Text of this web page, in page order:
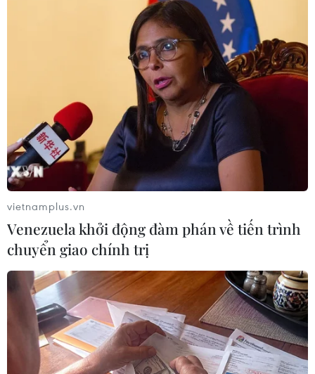
Chính phủ Armenia và Azerbaijan hướng
tới một hiệp ước hòa bình
15/07/2022 23:26
Kết quả tốt nhất trong cuộc gặp đầu tiên giữa ngoại
trưởng hai nước diễn ra ngày 16/7 sẽ đạt được nếu
Armenia thành lập nhóm công tác để chuẩn bị cho một
vietnamplus.vn
Venezuela khởi động đàm phán về tiến trình
chuyển giao chính trị